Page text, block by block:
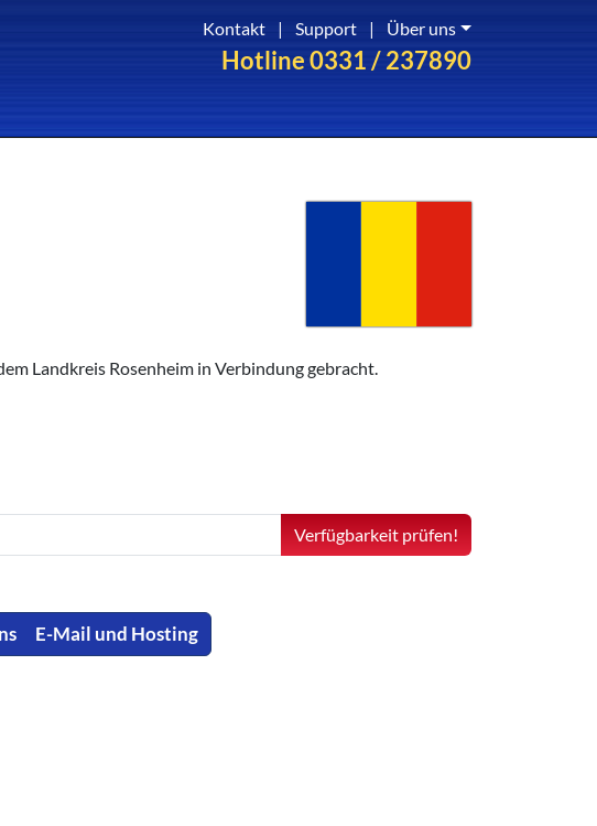
Hotline 0331 / 237890
Kontakt | Support | Über uns
Landkreis Rosenheim in Verbindung gebracht.
Verfügbarkeit prüfen!
E-Mail und Hosting